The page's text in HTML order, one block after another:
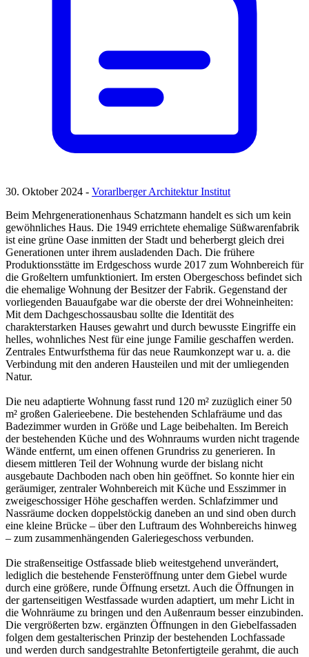
30. Oktober 2024 - Vorarlberger Architektur Institut
Beim Mehrgenerationenhaus Schatzmann handelt es sich um kein
gewöhnliches Haus. Die 1949 errichtete ehemalige Süßwarenfabrik
ist eine grüne Oase inmitten der Stadt und beherbergt gleich drei
Generationen unter ihrem ausladenden Dach. Die frühere
Produktionsstätte im Erdgeschoss wurde 2017 zum Wohnbereich für
die Großeltern umfunktioniert. Im ersten Obergeschoss befindet sich
die ehemalige Wohnung der Besitzer der Fabrik. Gegenstand der
vorliegenden Bauaufgabe war die oberste der drei Wohneinheiten:
Mit dem Dachgeschossausbau sollte die Identität des
charakterstarken Hauses gewahrt und durch bewusste Eingriffe ein
helles, wohnliches Nest für eine junge Familie geschaffen werden.
Zentrales Entwurfsthema für das neue Raumkonzept war u. a. die
Verbindung mit den anderen Hausteilen und mit der umliegenden
Natur.
Die neu adaptierte Wohnung fasst rund 120 m² zuzüglich einer 50
m² großen Galerieebene. Die bestehenden Schlafräume und das
Badezimmer wurden in Größe und Lage beibehalten. Im Bereich
der bestehenden Küche und des Wohnraums wurden nicht tragende
Wände entfernt, um einen offenen Grundriss zu generieren. In
diesem mittleren Teil der Wohnung wurde der bislang nicht
ausgebaute Dachboden nach oben hin geöffnet. So konnte hier ein
geräumiger, zentraler Wohnbereich mit Küche und Esszimmer in
zweigeschossiger Höhe geschaffen werden. Schlafzimmer und
Nassräume docken doppelstöckig daneben an und sind oben durch
eine kleine Brücke – über den Luftraum des Wohnbereichs hinweg
– zum zusammenhängenden Galeriegeschoss verbunden.
Die straßenseitige Ostfassade blieb weitestgehend unverändert,
lediglich die bestehende Fensteröffnung unter dem Giebel wurde
durch eine größere, runde Öffnung ersetzt. Auch die Öffnungen in
der gartenseitigen Westfassade wurden adaptiert, um mehr Licht in
die Wohnräume zu bringen und den Außenraum besser einzubinden.
Die vergrößerten bzw. ergänzten Öffnungen in den Giebelfassaden
folgen dem gestalterischen Prinzip der bestehenden Lochfassade
und werden durch sandgestrahlte Betonfertigteile gerahmt, die auch